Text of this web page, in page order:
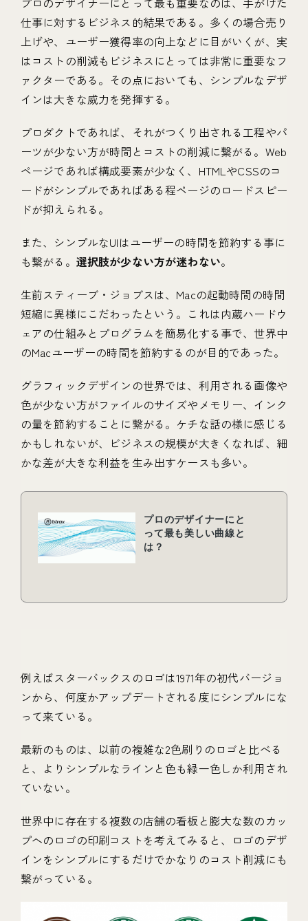
仕事に対するビジネス的結果である。多くの場合売り
上げや、ユーザー獲得率の向上などに目がいくが、実
はコストの削減もビジネスにとっては非常に重要なフ
ァクターである。その点においても、シンプルなデザ
インは大きな威力を発揮する。
プロダクトであれば、それがつくり出される工程やパ
ーツが少ない方が時間とコストの削減に繋がる。Web
ページであれば構成要素が少なく、HTMLやCSSのコ
ードがシンプルであればある程ページのロードスピー
ドが抑えられる。
また、シンプルなUIはユーザーの時間を節約する事に
も繋がる。 選択肢が少ない方が迷わない。
生前スティーブ・ジョブスは、Macの起動時間の時間
短縮に異様にこだわったという。これは内蔵ハードウ
ェアの仕組みとプログラムを簡易化する事で、世界中
のMacユーザーの時間を節約するのが目的であった。
グラフィックデザインの世界では、利用される画像や
色が少ない方がファイルのサイズやメモリー、インク
の量を節約することに繋がる。ケチな話の様に感じる
かもしれないが、ビジネスの規模が大きくなれば、細
かな差が大きな利益を生み出すケースも多い。
例えばスターバックスのロゴは1971年の初代バージョ
ンから、何度かアップデートされる度にシンプルにな
って来ている。
最新のものは、以前の複雑な2色刷りのロゴと比べる
と、よりシンプルなラインと色も緑一色しか利用され
ていない。
世界中に存在する複数の店舗の看板と膨大な数のカッ
プへのロゴの印刷コストを考えてみると、ロゴのデザ
インをシンプルにするだけでかなりのコスト削減にも
繋がっている。